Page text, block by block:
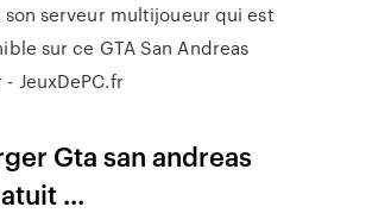
serveur multijoueur qui est
sur ce GTA San Andreas
JeuxDePC.fr
Gta san andreas
...